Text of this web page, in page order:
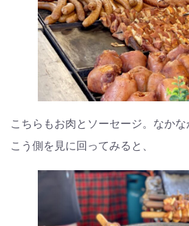
こちらもお肉とソーセージ。なか
こう側を見に回ってみると、